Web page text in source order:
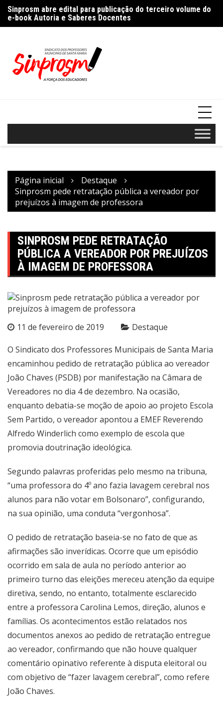
para
o
Sinprosm abre edital para publicação do terceiro volume do
e-book Autoria e Saberes Docentes
Página inicial
Destaque
Sinprosm pede retratação pública a vereador por
prejuízos à imagem de professora
SINPROSM PEDE RETRATAÇÃO
PÚBLICA A VEREADOR POR PREJUÍZOS
À IMAGEM DE PROFESSORA
11 de fevereiro de 2019 Destaque
O Sindicato dos Professores Municipais de Santa Maria
encaminhou pedido de retratação pública ao vereador
João Chaves (PSDB) por manifestação na Câmara de
Vereadores no dia 4 de dezembro. Na ocasião,
enquanto debatia-se moção de apoio ao projeto Escola
Sem Partido, o vereador apontou a EMEF Reverendo
Alfredo Winderlich como exemplo de escola que
promovia doutrinação ideológica.
Segundo palavras proferidas pelo mesmo na tribuna,
“uma professora do 4º ano fazia lavagem cerebral nos
alunos para não votar em Bolsonaro”, configurando,
na sua opinião, uma conduta “vergonhosa”.
O pedido de retratação baseia-se no fato de que as
afirmações são inverídicas. Ocorre que um episódio
ocorrido em sala de aula no período anterior ao
primeiro turno das eleições mereceu atenção da equipe
diretiva, sendo, no entanto, totalmente esclarecido
entre a professora Carolina Lemos, direção, alunos e
famílias. Os acontecimentos estão relatados nos
documentos anexos ao pedido de retratação entregue
ao vereador, confirmando que não houve qualquer
comentário opinativo referente à disputa eleitoral ou
com objetivo de “fazer lavagem cerebral”, como refere
João Chaves.